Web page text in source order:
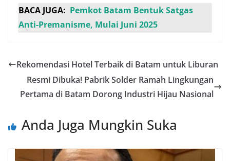
BACA JUGA: Pemkot Batam Bentuk Satgas
Anti-Premanisme, Mulai Juni 2025
Rekomendasi Hotel Terbaik di Batam untuk Liburan
Resmi Dibuka! Pabrik Solder Ramah Lingkungan
Pertama di Batam Dorong Industri Hijau Nasional
Anda Juga Mungkin Suka